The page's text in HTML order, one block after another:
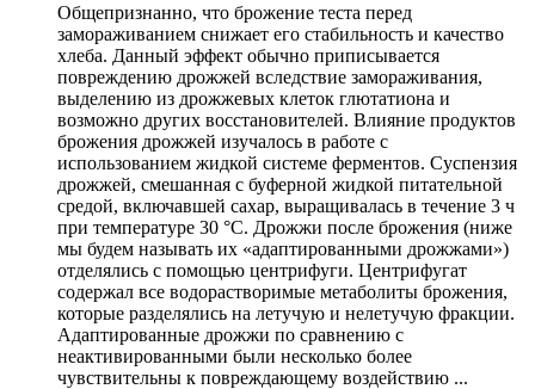
Общепризнанно, что брожение теста перед
замораживанием снижает его стабильность и качество
хлеба. Данный эффект обычно приписывается
повреждению дрожжей вследствие замораживания,
выделению из дрожжевых клеток глютатиона и
возможно других восстановителей. Влияние продуктов
брожения дрожжей изучалось в работе с
использованием жидкой системе ферментов. Суспензия
дрожжей, смешанная с буферной жидкой питательной
средой, включавшей сахар, выращивалась в течение 3 ч
при температуре 30 °С. Дрожжи после брожения (ниже
мы будем называть их «адаптированными дрожжами»)
отделялись с помощью центрифуги. Центрифугат
содержал все водорастворимые метаболиты брожения,
которые разделялись на летучую и нелетучую фракции.
Адаптированные дрожжи по сравнению с
неактивированными были несколько более
чувствительны к повреждающему воздействию ...